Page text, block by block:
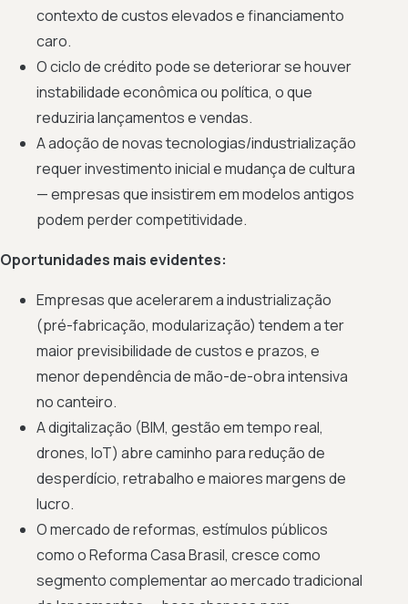
contexto de custos elevados e financiamento
caro.
O ciclo de crédito pode se deteriorar se houver
instabilidade econômica ou política, o que
reduziria lançamentos e vendas.
A adoção de novas tecnologias/industrialização
requer investimento inicial e mudança de cultura
— empresas que insistirem em modelos antigos
podem perder competitividade.
Oportunidades mais evidentes:
Empresas que acelerarem a industrialização
(pré-fabricação, modularização) tendem a ter
maior previsibilidade de custos e prazos, e
menor dependência de mão-de-obra intensiva
no canteiro.
A digitalização (BIM, gestão em tempo real,
drones, IoT) abre caminho para redução de
desperdício, retrabalho e maiores margens de
lucro.
O mercado de reformas, estímulos públicos
como o Reforma Casa Brasil, cresce como
segmento complementar ao mercado tradicional